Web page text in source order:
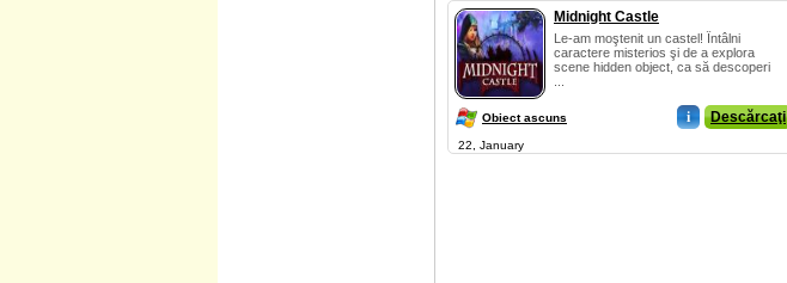
Midnight Castle
Le-am moştenit un castel! Întâlni
caractere misterios şi de a explora
scene hidden object, ca să descoperi
Obiect ascuns i Descărcaţi
22, January